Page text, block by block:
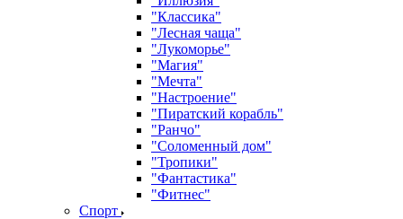
"Классика"
"Лесная чаща"
"Лукоморье"
"Магия"
"Мечта"
"Настроение"
"Пиратский корабль"
"Ранчо"
"Соломенный дом"
"Тропики"
"Фантастика"
"Фитнес"
Спорт